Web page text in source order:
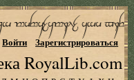
RoyalLib.com
Войти Зарегистрироваться